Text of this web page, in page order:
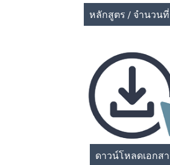
หลักสูตร / จำนวน
ดาวน์โหลดเอกส